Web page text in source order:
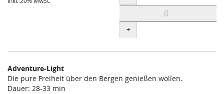
+
Adventure-Light
Die pure Freiheit über den Bergen genießen wollen.
Dauer: 28-33 min